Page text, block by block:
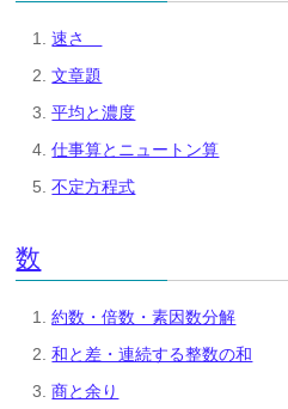
速さ
文章題
平均と濃度
仕事算とニュートン算
不定方程式
数
約数・倍数・素因数分解
和と差・連続する整数の和
商と余り